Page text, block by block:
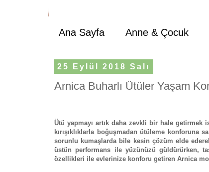
Ana Sayfa Anne & Çocuk
25 Eylül 2018 Salı
Arnica Buharlı Ütüler Yaşam
Ütü yapmayı artık daha zevkli bir hale getirmek
kırışıklıklarla boğuşmadan ütüleme
sorunlu kumaşlarda bile kesin çözüm elde
üstün performans ile yüzünüzü güldürürken,
özellikleri ile evlerinize konforu getiren Arnica